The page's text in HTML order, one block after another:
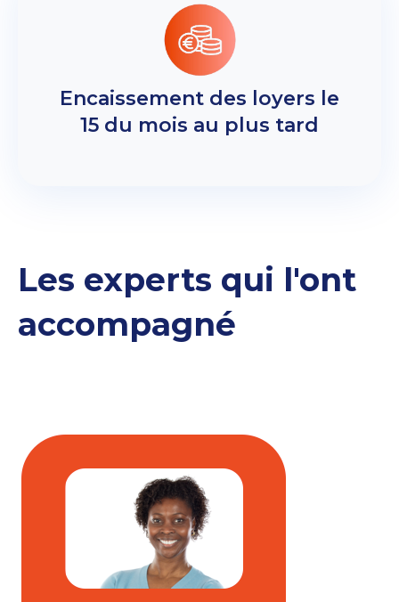
Encaissement des loyers le
15 du mois au plus tard
Les experts qui l'ont
accompagné